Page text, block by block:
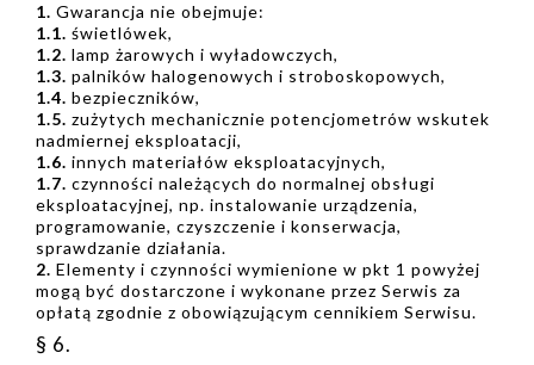
1. Gwarancja nie obejmuje:
1.1. świetlówek,
1.2. lamp żarowych i wyładowczych,
1.3. palników halogenowych i stroboskopowych,
1.4. bezpieczników,
1.5. zużytych mechanicznie potencjometrów wskutek
nadmiernej eksploatacji,
1.6. innych materiałów eksploatacyjnych,
1.7. czynności należących do normalnej obsługi
eksploatacyjnej, np. instalowanie urządzenia,
programowanie, czyszczenie i konserwacja,
sprawdzanie działania.
2. Elementy i czynności wymienione w pkt 1 powyżej
mogą być dostarczone i wykonane przez Serwis za
opłatą zgodnie z obowiązującym cennikiem Serwisu.
§ 6.